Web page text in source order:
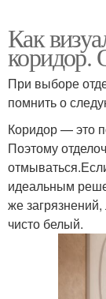
Как
коридор.
При выборе
помнить о
Коридор — это
Поэтому
идеальным
же
чисто белый.